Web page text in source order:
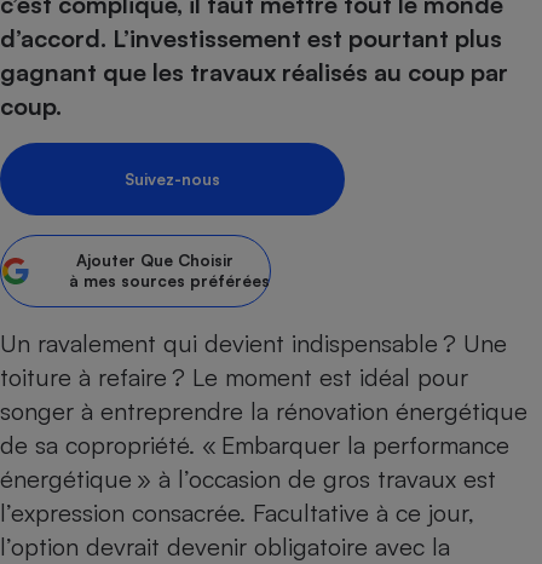
d’accord. L’investissement est ­pourtant plus
gagnant que les travaux réalisés au coup par
coup.
Suivez-nous
Ajouter Que Choisir
à mes sources préférées
Un ravalement qui devient indispensable ? Une
toiture à refaire ? Le moment est idéal pour
songer à entreprendre la rénovation énergétique
de sa copropriété. « Embarquer la performance
énergétique » à l’occasion de gros travaux est
l’expression consacrée. Facultative à ce jour,
l’option devrait devenir obligatoire avec la
Sécurité - Hygiène
Supermarché - Drive
Assurance
Banque - Crédit
Mutuelle
Circulation routière
Contrôle technique -
Moto
Comparateur auto
Supermarché - Drive
Comparatif plaque à
Comparatif hotte
Comparatif aspirateur
Comparatif cafetière
Comparatif robot cuiseur
Comparatif centrale
Gros électroménager
Comparatif barre de son
Comparatif imprimante
Comparatif tablette
Image et son
Informatique
Internet
Téléphonie
Crédit immobilier
Comparatif poêle à
Comparatif radiateur
Bricolage - Jardinage
Chauffage
Produit d'entretien
Sécurité domestique
Système de santé -
Retraite
Choisir son fioul
Choisir son pellet
Comparateur assurance emprunteur
Tous les comparateurs
Speedtest - Testez le débit de votre
connexion Internet